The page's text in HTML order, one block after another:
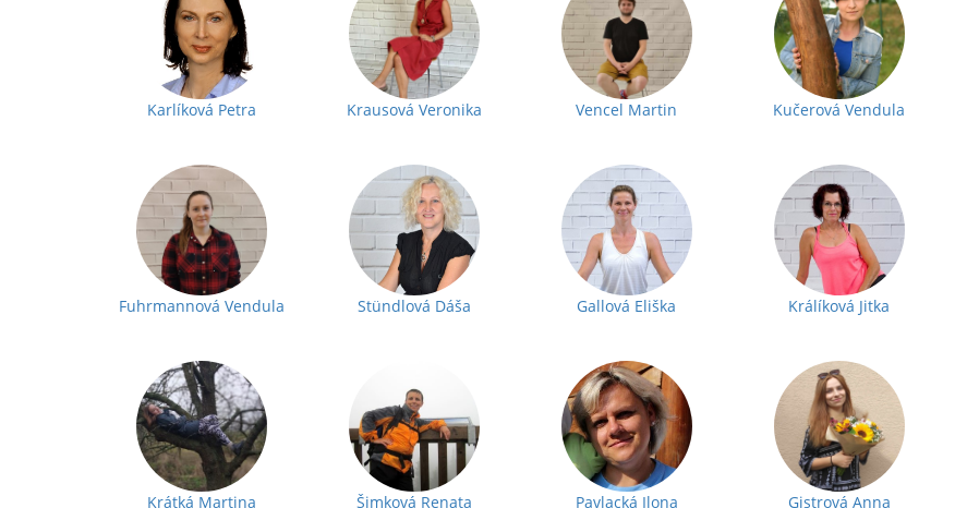
Karlíková Petra Krausová Veronika Vencel Martin Kučerová Vendula
Fuhrmannová Vendula Stündlová Dáša Gallová Eliška Králíková Jitka
Krátká Martina Šimková Renata Pavlacká Ilona Gistrová Anna